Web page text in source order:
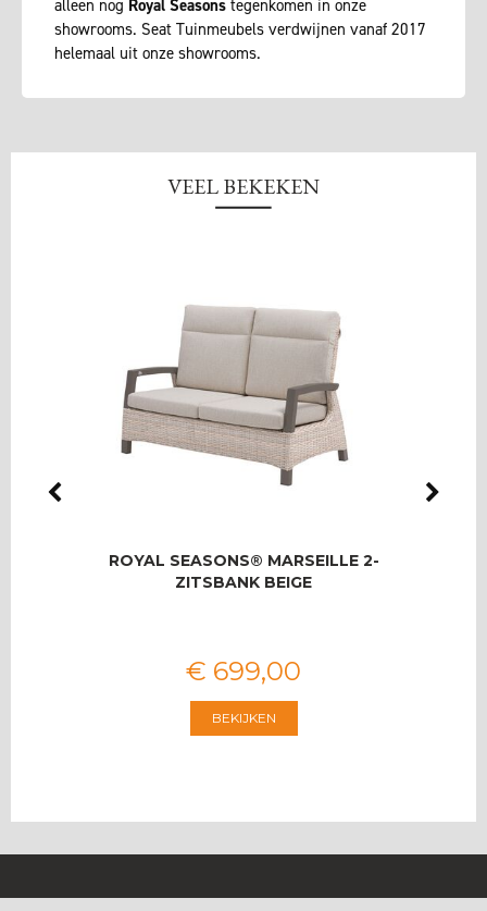
alleen nog Royal Seasons tegenkomen in onze
showrooms. Seat Tuinmeubels verdwijnen vanaf 2017
helemaal uit onze showrooms.
VEEL BEKEKEN
ROYAL SEASONS® MARSEILLE 2-
ZITSBANK BEIGE
€ 699,00
BEKIJKEN